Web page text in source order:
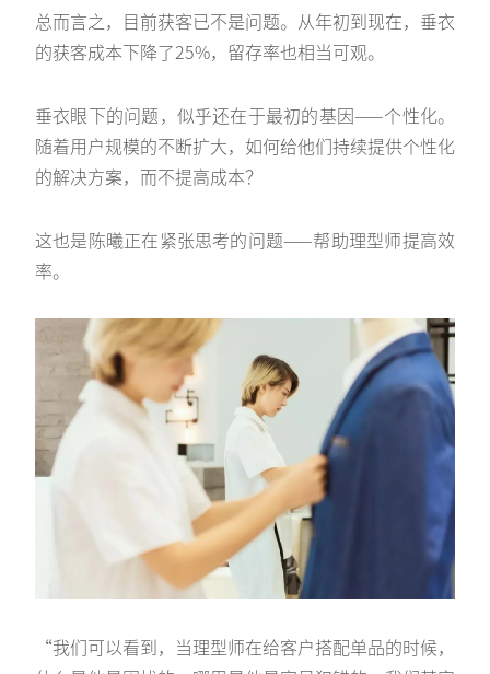
总而言之，目前获客已不是问题。从年初到现在，垂衣
的获客成本下降了25%，留存率也相当可观。
垂衣眼下的问题，似乎还在于最初的基因——个性化。
随着用户规模的不断扩大，如何给他们持续提供个性化
的解决方案，而不提高成本？
这也是陈曦正在紧张思考的问题——帮助理型师提高效
率。
“我们可以看到，当理型师在给客户搭配单品的时候，